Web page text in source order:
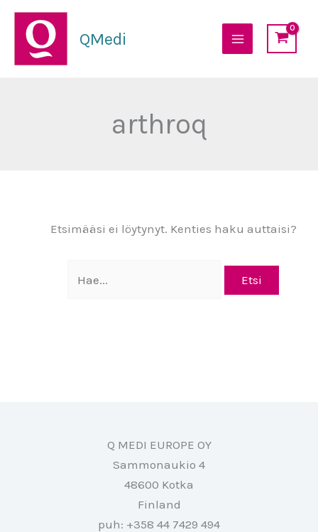
Siirry
sisältöön
QMedi
arthroq
Etsimääsi ei löytynyt. Kenties haku auttaisi?
for:
Q MEDI EUROPE OY
Sammonaukio 4
48600 Kotka
Finland
puh: +358 44 7429 494